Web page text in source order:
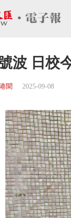
波 日校
聞 2025-09-08